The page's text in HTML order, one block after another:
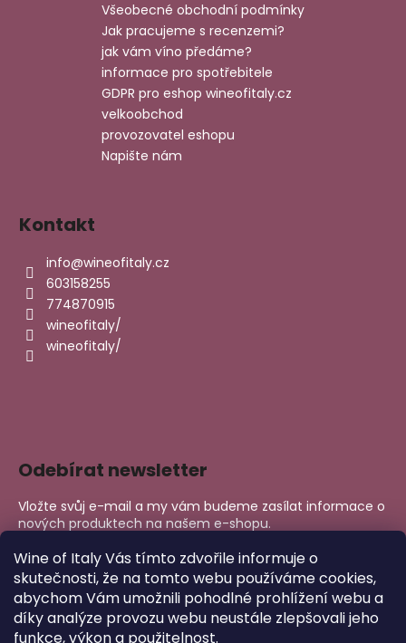
Wine of Italy Vás tímto zdvořile informuje o
skutečnosti, že na tomto webu používáme cookies,
abychom Vám umožnili pohodlné prohlížení webu a
díky analýze provozu webu neustále zlepšovali jeho
funkce, výkon a použitelnost.
Všeobecné obchodní podmínky
Jak pracujeme s recenzemi?
jak vám víno předáme?
informace pro spotřebitele
GDPR pro eshop wineofitaly.cz
velkoobchod
provozovatel eshopu
Napište nám
Kontakt
info@wineofitaly.cz
603158255
774870915
wineofitaly/
wineofitaly/
Odebírat newsletter
Vložte svůj e-mail a my vám budeme zasílat informace o
nových produktech na našem e-shopu.
E-mail
PŘIHLÁSIT SE